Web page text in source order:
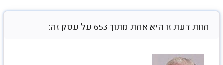
חוות דעת זו היא אחת מתוך 653 על עסק זה: